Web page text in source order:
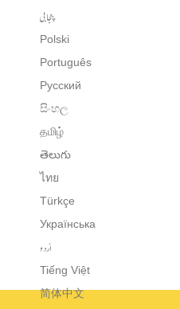
پنجابی
Polski
Português
Русский
සිංහල
தமிழ்
తెలుగు
ไทย
Türkçe
Українська
اُردو
Tiếng Việt
简体中文